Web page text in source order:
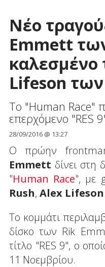
Νέο
Emmett
καλεσμένο
Lifeson
Το "Human Race"
επερχόμενο "RES
28/09/2016 @ 13:27
Ο πρώην
Emmett δίνει στη
"Human Race", με
Rush, Alex Lifeson
Το κομμάτι
δίσκο των Rik
τίτλο "RES 9", ο
11 Νοεμβρίου.